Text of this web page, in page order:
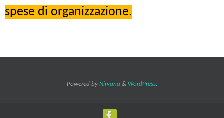
spese di organizzazione.
Powered by Nirvana & WordPress.